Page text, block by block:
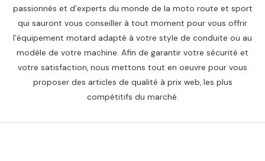
passionnés et d’experts du monde de la moto route et sport
qui sauront vous conseiller à tout moment pour vous offrir
l’équipement motard adapté à votre style de conduite ou au
modèle de votre machine. Afin de garantir votre sécurité et
votre satisfaction, nous mettons tout en oeuvre pour vous
proposer des articles de qualité à prix web, les plus
compétitifs du marché.